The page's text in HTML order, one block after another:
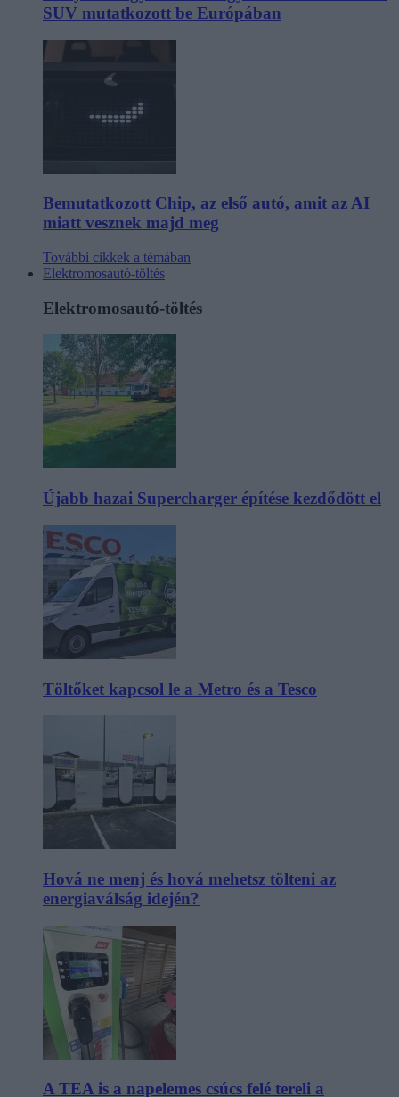
SUV mutatkozott be Európában
Bemutatkozott Chip, az első autó, amit az AI
miatt vesznek majd meg
További cikkek a témában
Elektromosautó-töltés
Elektromosautó-töltés
Újabb hazai Supercharger építése kezdődött el
Töltőket kapcsol le a Metro és a Tesco
Hová ne menj és hová mehetsz tölteni az
energiaválság idején?
A TEA is a napelemes csúcs felé tereli a